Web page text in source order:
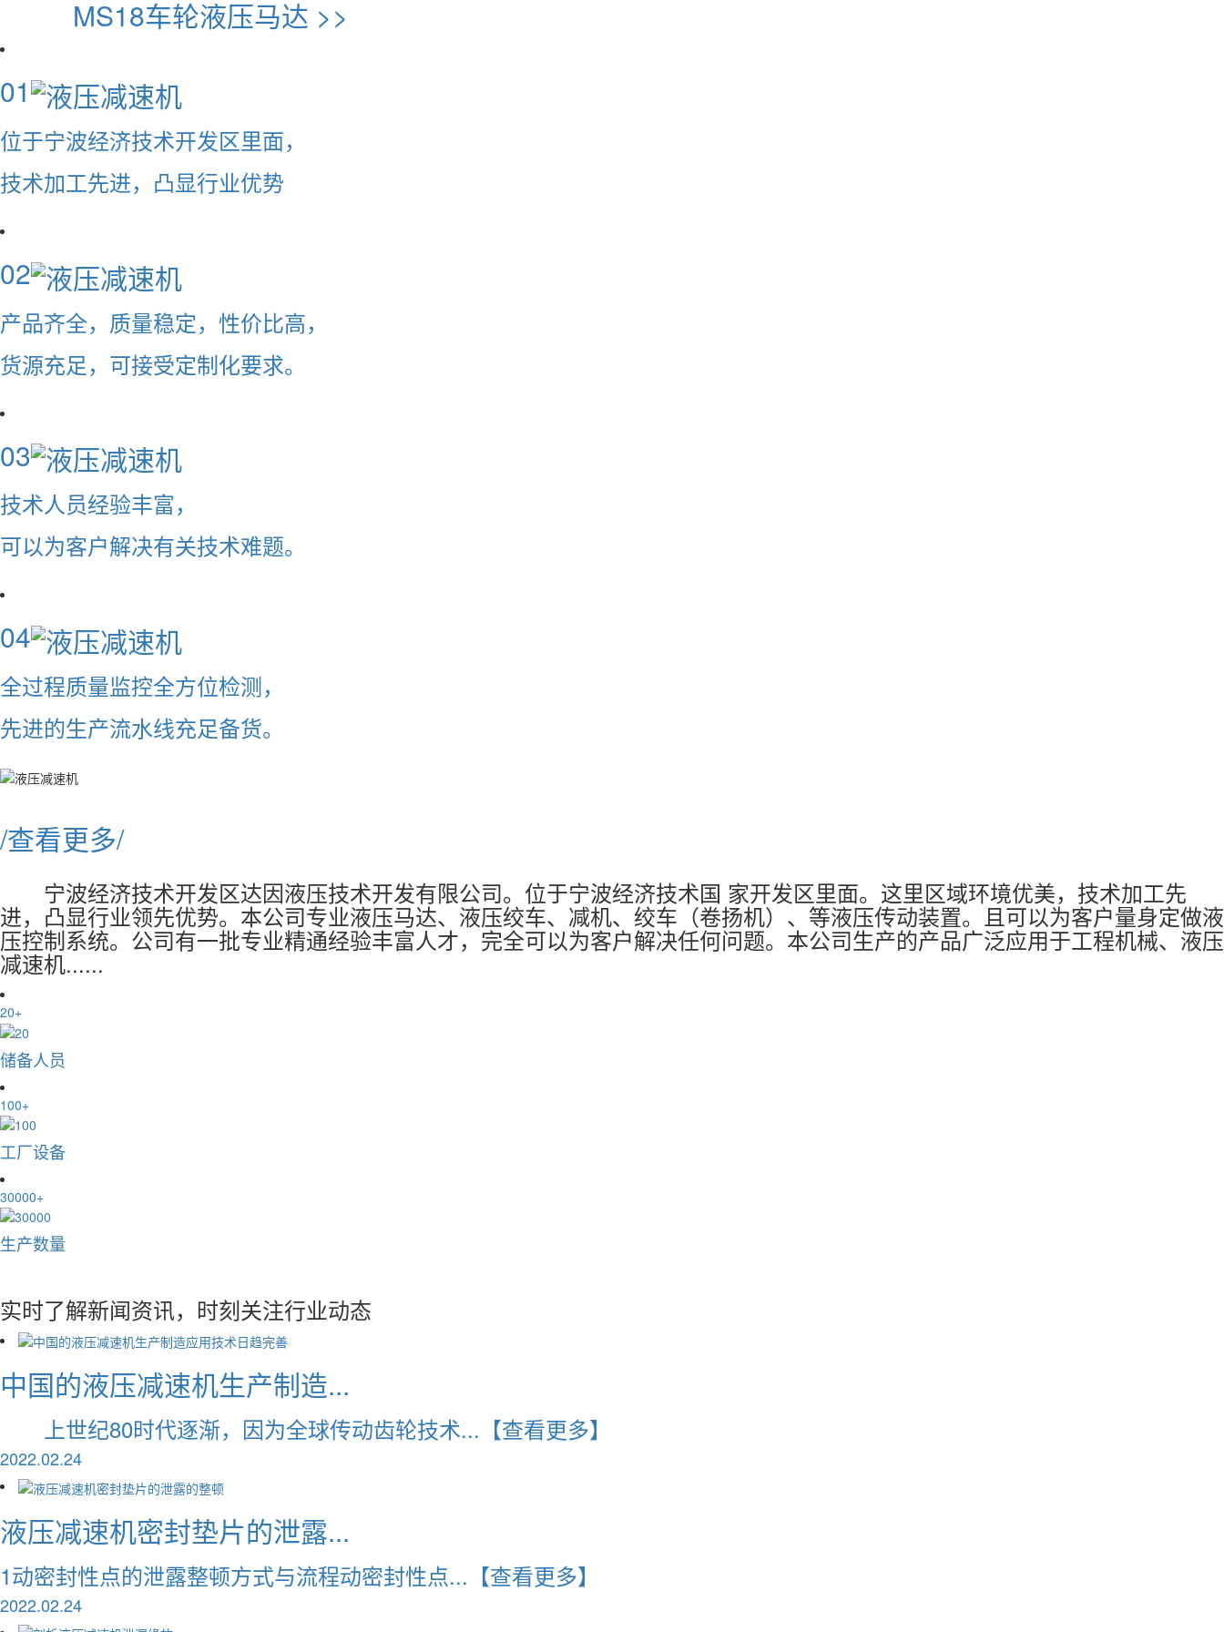
MS18车轮液压马达 >>
01
位于宁波经济技术开发区里面，
技术加工先进，凸显行业优势
02
产品齐全，质量稳定，性价比高，
货源充足，可接受定制化要求。
03
技术人员经验丰富，
可以为客户解决有关技术难题。
04
全过程质量监控全方位检测，
先进的生产流水线充足备货。
/查看更多/
宁波经济技术开发区达因液压技术开发有限公司。位于宁波经济技术国 家开发区里面。这里区域环境优美，技术加工先
进，凸显行业领先优势。本公司专业液压马达、液压绞车、减机、绞车（卷扬机）、等液压传动装置。且可以为客户量身定做液
压控制系统。公司有一批专业精通经验丰富人才，完全可以为客户解决任何问题。本公司生产的产品广泛应用于工程机械、液压
减速机......
20+
储备人员
100+
工厂设备
30000+
生产数量
实时了解新闻资讯，时刻关注行业动态
中国的液压减速机生产制造...
上世纪80时代逐渐，因为全球传动齿轮技术... 【查看更多】
2022.02.24
液压减速机密封垫片的泄露...
1动密封性点的泄露整顿方式与流程动密封性点... 【查看更多】
2022.02.24